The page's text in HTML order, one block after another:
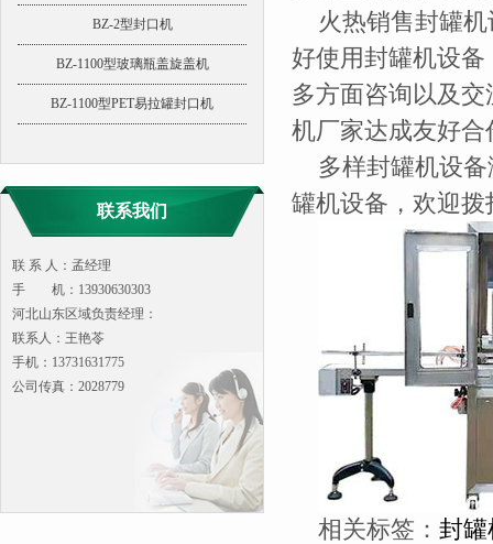
火热销售封罐
好使用封罐机设
多方面咨询以及
机厂家达成友好
多样封罐机设
罐机设备，欢迎
相关标签： 封罐
BZ-2型封口机
BZ-1100型玻璃瓶盖旋盖机
BZ-1100型PET易拉罐封口机
联系我们
联 系 人：孟经理
手 机：13930630303
河北山东区域负责经理：
联系人：王艳苓
手机：13731631775
公司传真：2028779